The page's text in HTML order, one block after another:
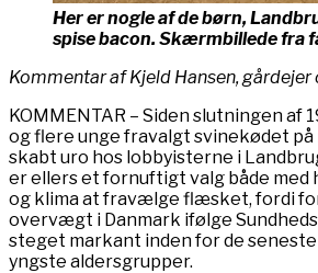
Her er nogle af de børn,
spise bacon. Skærmbillede fra
Kommentar af Kjeld Hansen,
KOMMENTAR – Siden slutningen af
og flere unge fravalgt svinekødet på
skabt uro hos lobbyisterne i
er ellers et fornuftigt valg både med
og klima at fravælge flæsket, fordi
overvægt i Danmark ifølge
steget markant inden for de
yngste aldersgrupper.